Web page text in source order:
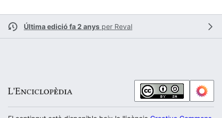
Última edició fa 2 anys per Reval